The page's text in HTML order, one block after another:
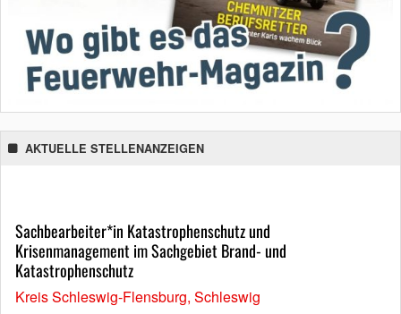
AKTUELLE STELLENANZEIGEN
Sachbearbeiter*in Katastrophenschutz und
Krisenmanagement im Sachgebiet Brand- und
Katastrophenschutz
Kreis Schleswig-Flensburg, Schleswig